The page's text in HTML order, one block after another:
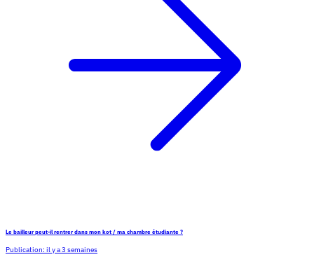
Le bailleur peut-il rentrer dans mon kot / ma chambre étudiante ?
Publication: il y a 3 semaines